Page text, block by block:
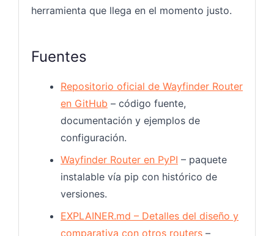
herramienta que llega en el momento justo.
Fuentes
Repositorio oficial de Wayfinder Router
en GitHub – código fuente,
documentación y ejemplos de
configuración.
Wayfinder Router en PyPI – paquete
instalable vía pip con histórico de
versiones.
EXPLAINER.md – Detalles del diseño y
comparativa con otros routers –